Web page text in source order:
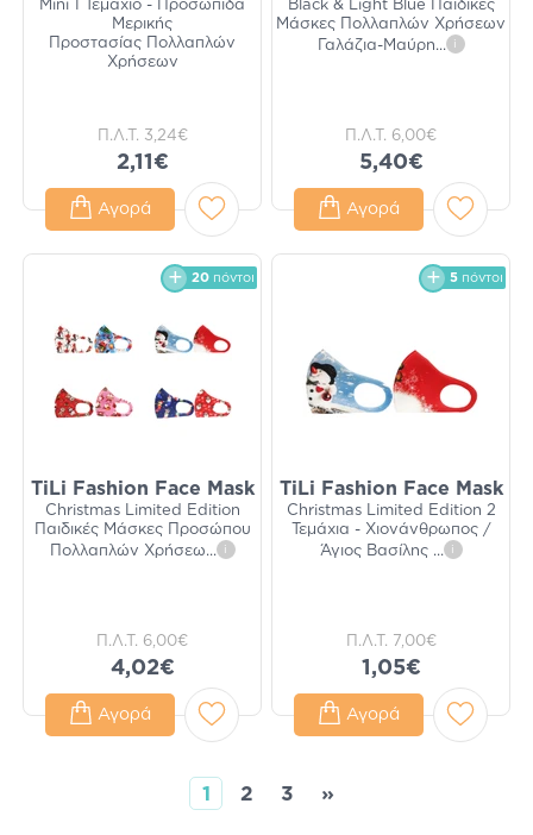
Mini 1 Τεμάχιο - Προσωπίδα
Μερικής
Προστασίας Πολλαπλών
Χρήσεων
Π.Λ.Τ. 3,24€
2,11€
Αγορά
Black & Light Blue Παιδικές
Μάσκες Πολλαπλών Χρήσεων
Γαλάζια-Μαύρη... i
Π.Λ.Τ. 6,00€
5,40€
Αγορά
20 πόντοι
TiLi Fashion Face Mask
Christmas Limited Edition
Παιδικές Μάσκες Προσώπου
Πολλαπλών Χρήσεω... i
Π.Λ.Τ. 6,00€
4,02€
Αγορά
5 πόντοι
TiLi Fashion Face Mask
Christmas Limited Edition 2
Τεμάχια - Χιονάνθρωπος /
Άγιος Βασίλης ... i
Π.Λ.Τ. 7,00€
1,05€
Αγορά
1 2 3 »